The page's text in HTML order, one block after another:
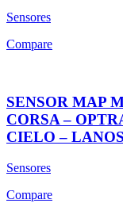
Sensores
Compare
SENSOR MAP
CORSA –
CIELO – LANOS
Sensores
Compare